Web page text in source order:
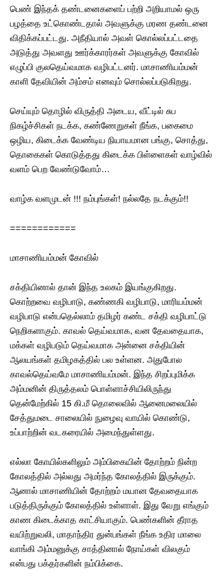
பெண் இந்தக் தண்டனைகளைப் பற்றி அறியாமல் ஒரு
பழத்தை உட்கொண்டதால் அவளுக்கு மரண தண்டனை
விதிக்கப்பட்டது. அநீதியால் அவள் கொல்லப்பட்டதை
அடுத்து அவளது ஊர்க்காரர்கள் அவளுக்கு கோவில்
எழுப்பி குலதெய்வமாக வழிபட்டனர். மாசாணியம்மன்
காளி தேவியின் அம்சம் எனவும் சொல்லப்படுகிறது.
செய்யும் தொழில் விருத்தி அடைய, வீட்டில் சுப
நிகழ்ச்சிகள் நடக்க, கண்ணேறுகள் நீங்க, பகைமை
ஒழிய, கிடைக்க வேண்டிய நியாயமான பங்கு, சொத்து,
தொகைகள் கொடுத்தது கிடைக்க பிள்ளைகள் வாழ்வில்
வளம் பெற வேண்டுவோம்…
வாழ்க வளமுடன் !!! நம்புங்கள்! நல்லதே நடக்கும்!!
============
மாசாணியம்மன் கோவில்
சக்தியினால் தான் இந்த உலகம் இயங்குகிறது.
கொற்றவை வழிபாடு, கண்ணகி வழிபாடு, மாரியம்மன்
வழிபாடு என்பதெல்லாம் தமிழர் கண்ட சக்தி வழிபாட்டு
நெறிகளாகும். காவல் தெய்வமாக, வன தேவதையாக,
மக்கள் வழிபடும் தெய்வமாக அன்னை சக்தியின்
ஆலயங்கள் தமிழகத்தில் பல உள்ளன. அதுபோல‌
காவல்தெய்வமே மாசாணியம்மன். இந்த சிறப்புமிக்க
அம்மனின் திருத்தலம் பொள்ளாச்சியிலிருந்து
தென்மேற்கில் 15 கி.மீ தொலைவில் ஆனைமலையில்
சேத்துமடை சாலையில் நுழைவு வாயில் கொண்டு,
உப்பாற்றின் வடகரையில் அமைந்துள்ளது.
எல்லா கோயில்களிலும் அம்பிகையின் தோற்றம் நின்ற
கோலத்தில் அல்லது அமர்ந்த கோலத்தில் இருக்கும்.
ஆனால் மாசாணியின் தோற்றம் மயான தேவதையாக
படுத்திருக்கும் கோலத்தில் உள்ளாள். இது வேறு எங்கும்
காண கிடைக்காத காட்சியாகும். பெண்களின் தீராத
வயிற்றுவலி, மாதாந்திர துன்பங்கள் நீங்க உதிர மாலை
வாங்கி அம்மனுக்கு சாத்தினால் நோய்கள் விலகும்
என்பது பக்தர்களின் நம்பிக்கை.